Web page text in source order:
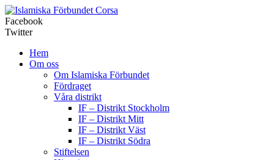
Corsa
Facebook
Twitter
Hem
Om oss
Om Islamiska Förbundet
Fördraget
Våra distrikt
IF – Distrikt Stockholm
IF – Distrikt Mitt
IF – Distrikt Väst
IF – Distrikt Södra
Stiftelsen